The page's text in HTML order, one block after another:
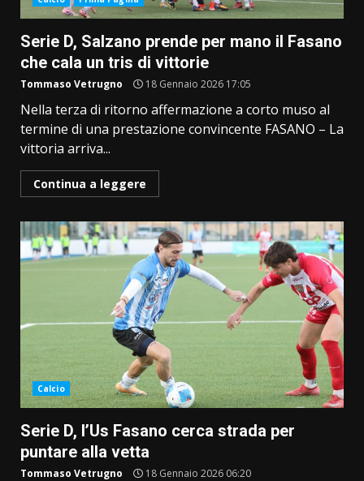
Serie D, Salzano prende per mano il Fasano
che cala un tris di vittorie
Tommaso Vetrugno 18 Gennaio 2026 17:05
Nella terza di ritorno affermazione a corto muso al
termine di una prestazione convincente FASANO – La
vittoria arriva...
Continua a leggere
Calcio
Serie D, l’Us Fasano cerca strada per
puntare alla vetta
Tommaso Vetrugno 18 Gennaio 2026 06:20